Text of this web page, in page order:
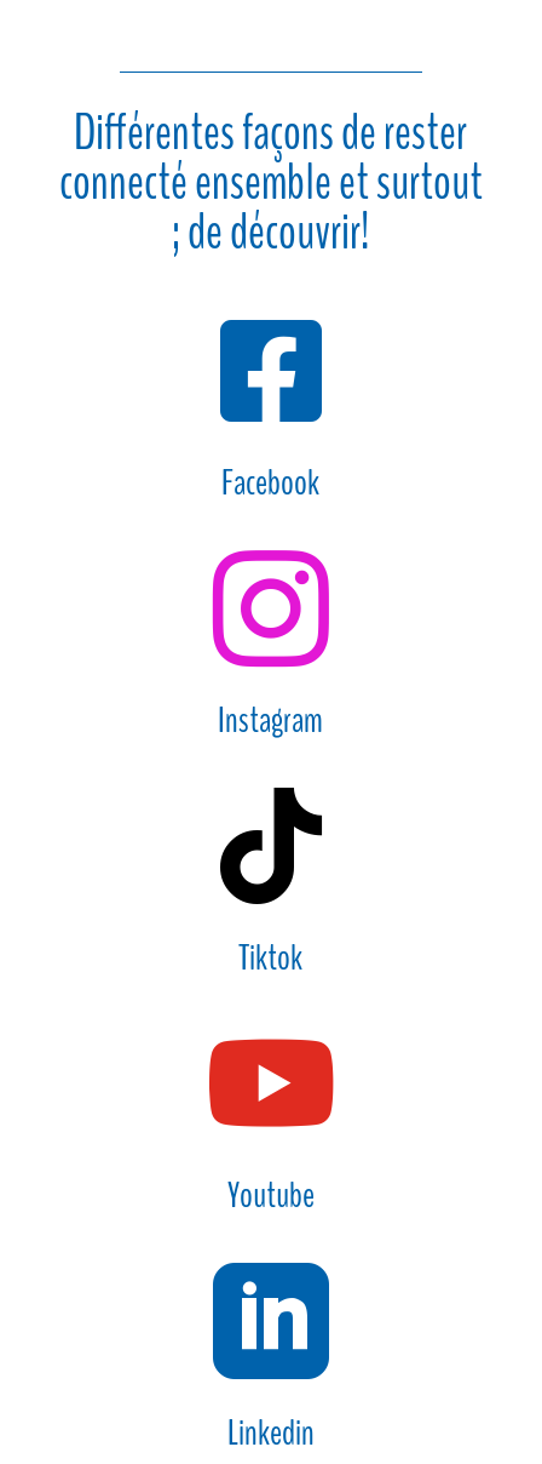
Différentes façons de rester
connecté ensemble et surtout
; de découvrir!

Facebook

Instagram

Tiktok

Youtube

Linkedin